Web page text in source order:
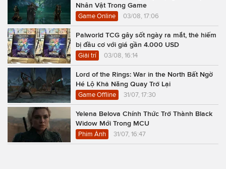
Nhân Vật Trong Game
Game Online 03/08, 17:06
Palworld TCG gây sốt ngày ra mắt, thẻ hiếm
bị đầu cơ với giá gần 4.000 USD
Giải trí 03/08, 16:14
Lord of the Rings: War in the North Bất Ngờ
Hé Lộ Khả Năng Quay Trở Lại
Game Offline 31/07, 17:30
Yelena Belova Chính Thức Trở Thành Black
Widow Mới Trong MCU
Phim Ảnh 31/07, 16:47